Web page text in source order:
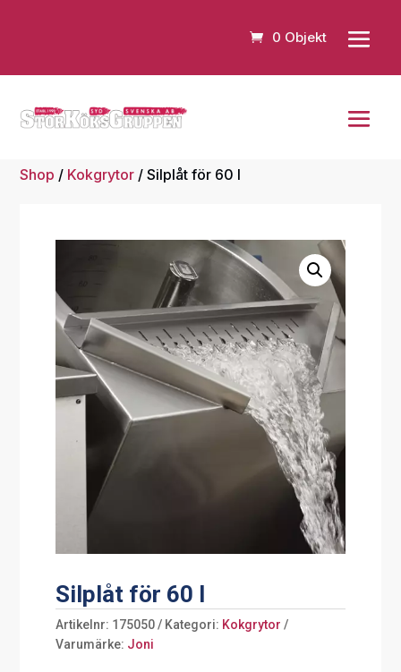
0 Objekt
Shop / Kokgrytor / Silplåt för 60 l
Silplåt för 60 l
Artikelnr: 175050 Kategori: Kokgrytor
Varumärke: Joni